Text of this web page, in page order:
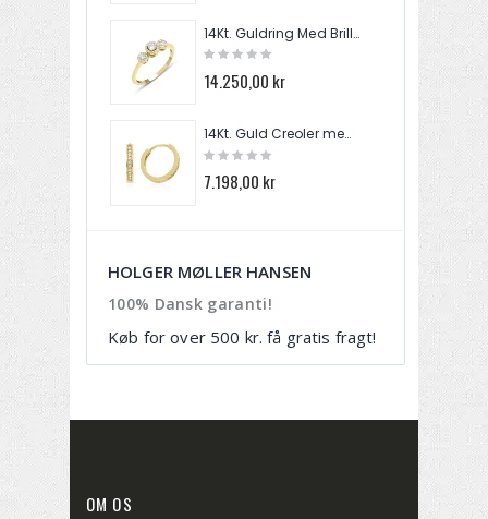
14Kt. Guldring Med Brillanter 0,30ct. W/si TR0354Y
14.250,00 kr
14Kt. Guld Creoler med 20 Brillanter 0,10ct. W/SI EA083195
7.198,00 kr
HOLGER MØLLER HANSEN
100% Dansk garanti!
Køb for over 500 kr. få gratis fragt!
OM OS